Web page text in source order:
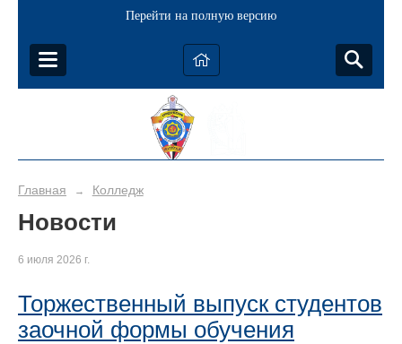
Перейти на полную версию
Главная → Колледж
Новости
6 июля 2026 г.
Торжественный выпуск студентов
заочной формы обучения